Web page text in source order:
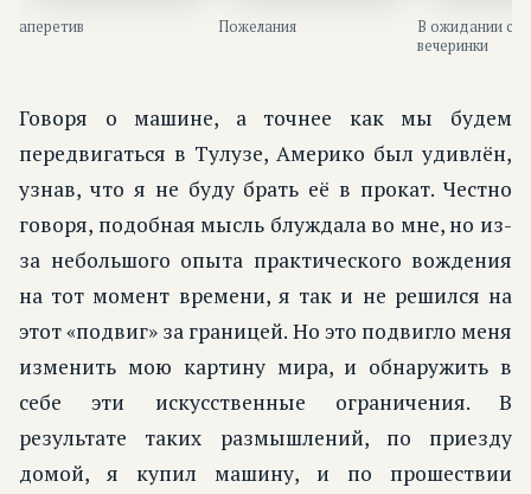
аперетив Пожелания
В ожидании
вечеринки
Говоря о машине, а точнее как мы будем
передвигаться в Тулузе, Америко был удивлён,
узнав, что я не буду брать её в прокат. Честно
говоря, подобная мысль блуждала во мне, но из-
за небольшого опыта практического вождения
на тот момент времени, я так и не решился на
этот «подвиг» за границей. Но это подвигло меня
изменить мою картину мира, и обнаружить в
себе эти искусственные ограничения. В
результате таких размышлений, по приезду
домой, я купил машину, и по прошествии